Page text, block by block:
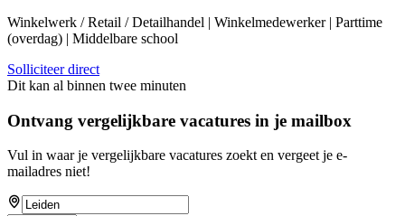
Winkelwerk / Retail / Detailhandel | Winkelmedewerker | Parttime
(overdag) | Middelbare school
Solliciteer direct
Dit kan al binnen twee minuten
Ontvang vergelijkbare vacatures in je mailbox
Vul in waar je vergelijkbare vacatures zoekt en vergeet je e-
mailadres niet!